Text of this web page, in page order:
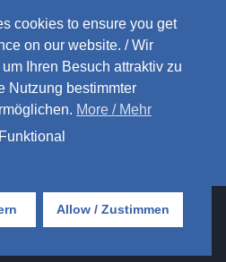
An der Fahrt 4 • 55124 Mainz • Tel:
DATENSCHUTZ•IMPRESSUM•
cookies to ensure you get
on our website. / Wir
Ihren Besuch attraktiv zu
Nutzung bestimmter
More / Mehr
Allow / Zustimmen